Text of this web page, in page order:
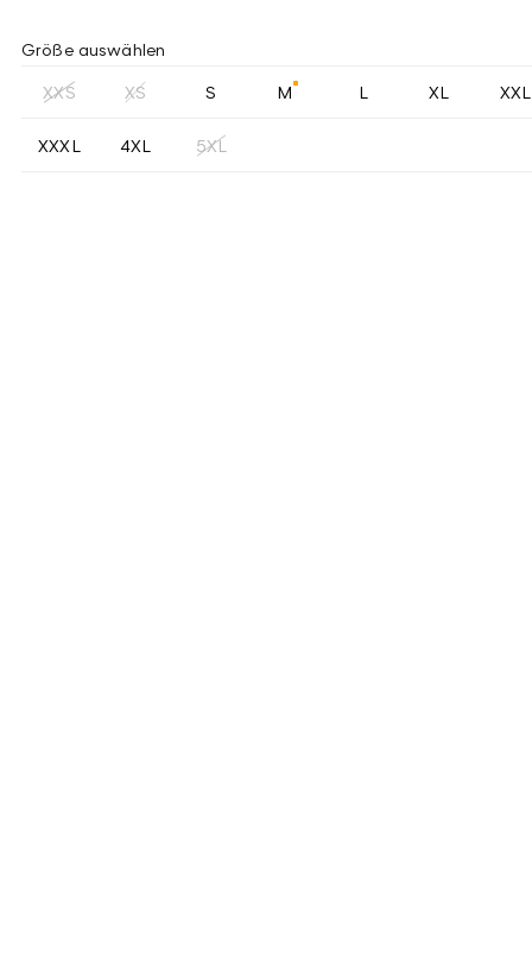
Größe auswählen
XXS XS S M L XL XXL
XXXL 4XL 5XL